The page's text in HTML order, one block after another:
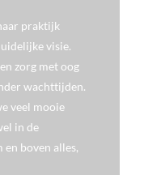
praktijk
visie.
zorg met oog
wachttijden.
veel mooie
in de
boven alles,